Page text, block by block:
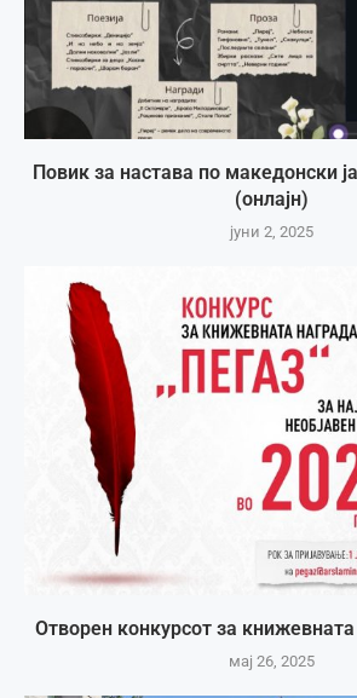
Повик за настава по македонски
(онлајн)
јуни 2, 2025
Отворен конкурсот за книжевната
мај 26, 2025